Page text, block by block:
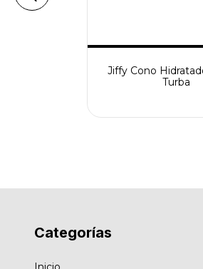
Jiffy Cono
Turba
Categorías